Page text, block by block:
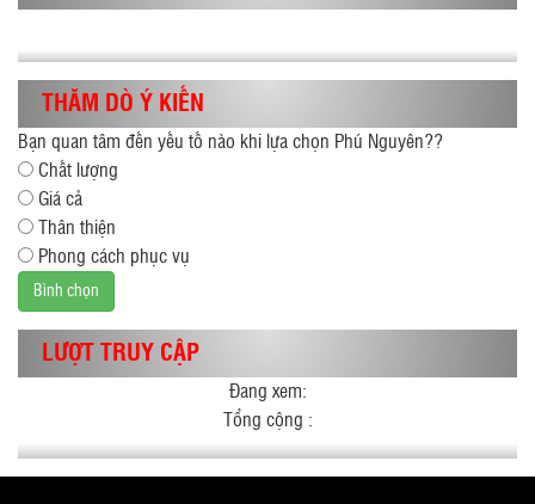
THĂM DÒ Ý KIẾN
Bạn quan tâm đến yếu tố nào khi lựa chọn Phú Nguyên??
Chất lượng
Giá cả
Thân thiện
Phong cách phục vụ
Bình chọn
LƯỢT TRUY CẬP
Đang xem:
Tổng cộng :